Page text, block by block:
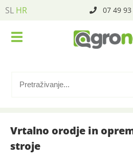
SL HR 07 49
Vrtalno orodje in
stroje